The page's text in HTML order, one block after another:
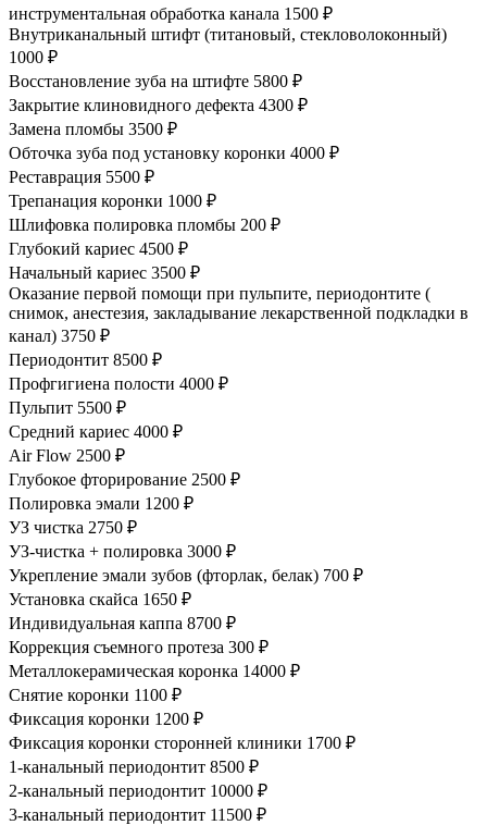
инструментальная обработка канала 1500 ₽
Внутриканальный штифт (титановый, стекловолоконный)
1000 ₽
Восстановление зуба на штифте 5800 ₽
Закрытие клиновидного дефекта 4300 ₽
Замена пломбы 3500 ₽
Обточка зуба под установку коронки 4000 ₽
Реставрация 5500 ₽
Трепанация коронки 1000 ₽
Шлифовка полировка пломбы 200 ₽
Глубокий кариес 4500 ₽
Начальный кариес 3500 ₽
Оказание первой помощи при пульпите, периодонтите (
снимок, анестезия, закладывание лекарственной подкладки в
канал) 3750 ₽
Периодонтит 8500 ₽
Профгигиена полости 4000 ₽
Пульпит 5500 ₽
Средний кариес 4000 ₽
Air Flow 2500 ₽
Глубокое фторирование 2500 ₽
Полировка эмали 1200 ₽
УЗ чистка 2750 ₽
УЗ-чистка + полировка 3000 ₽
Укрепление эмали зубов (фторлак, белак) 700 ₽
Установка скайса 1650 ₽
Индивидуальная каппа 8700 ₽
Коррекция съемного протеза 300 ₽
Металлокерамическая коронка 14000 ₽
Снятие коронки 1100 ₽
Фиксация коронки 1200 ₽
Фиксация коронки сторонней клиники 1700 ₽
1-канальный периодонтит 8500 ₽
2-канальный периодонтит 10000 ₽
3-канальный периодонтит 11500 ₽